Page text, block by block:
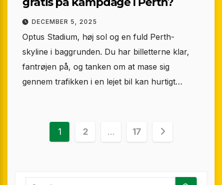
DECEMBER 5, 2025
Optus Stadium, høj sol og en fuld Perth-
skyline i baggrunden. Du har billetterne klar,
fantrøjen på, og tanken om at mase sig
gennem trafikken i en lejet bil kan hurtigt…
Indlægsinddeling
1 2 … 17